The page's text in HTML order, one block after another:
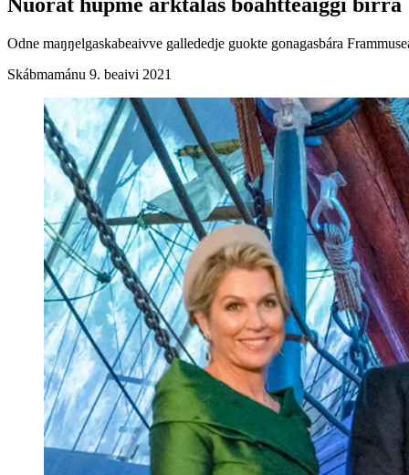
Nuorat hupme árktalaš boahtteáiggi birra
Odne maŋŋelgaskabeaivve gallededje guokte gonagasbára
Skábmamánu 9. beaivi 2021